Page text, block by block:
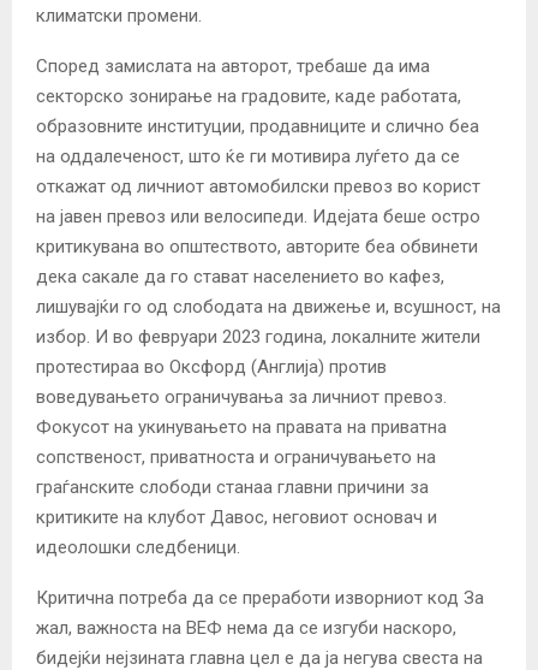
климатски промени.
Според замислата на авторот, требаше да има
секторско зонирање на градовите, каде работата,
образовните институции, продавниците и слично беа
на оддалеченост, што ќе ги мотивира луѓето да се
откажат од личниот автомобилски превоз во корист
на јавен превоз или велосипеди. Идејата беше остро
критикувана во општеството, авторите беа обвинети
дека сакале да го стават населението во кафез,
лишувајќи го од слободата на движење и, всушност, на
избор. И во февруари 2023 година, локалните жители
протестираа во Оксфорд (Англија) против
воведувањето ограничувања за личниот превоз.
Фокусот на укинувањето на правата на приватна
сопственост, приватноста и ограничувањето на
граѓанските слободи станаа главни причини за
критиките на клубот Давос, неговиот основач и
идеолошки следбеници.
Критична потреба да се преработи изворниот код За
жал, важноста на ВЕФ нема да се изгуби наскоро,
бидејќи нејзината главна цел е да ја негува свеста на